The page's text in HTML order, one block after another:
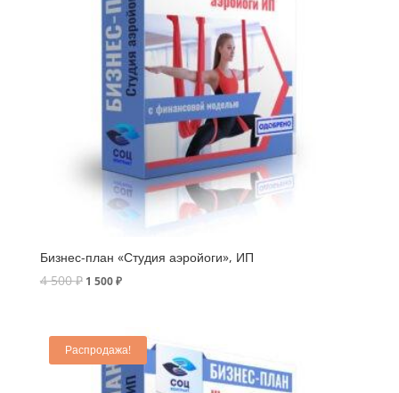
Бизнес-план «Студия аэройоги», ИП
4 500₽ 1 500₽
Распродажа!